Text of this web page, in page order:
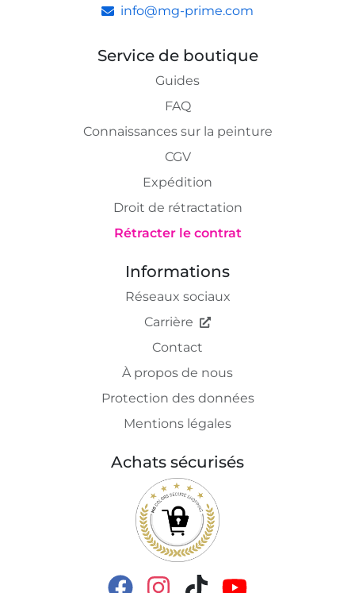
info@mg-prime.com
Service de boutique
Guides
FAQ
Connaissances sur la peinture
CGV
Expédition
Droit de rétractation
Rétracter le contrat
Informations
Réseaux sociaux
Carrière
Contact
À propos de nous
Protection des données
Mentions légales
Achats sécurisés